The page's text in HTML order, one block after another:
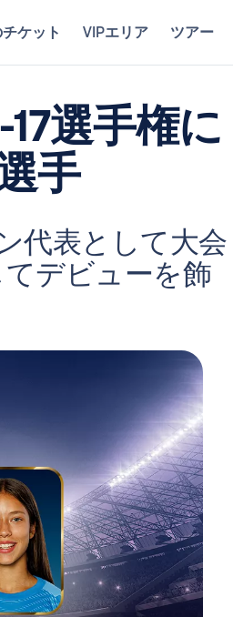
ケット VIPエリア ツアー
選手権に
手
代表として大会
デビューを飾